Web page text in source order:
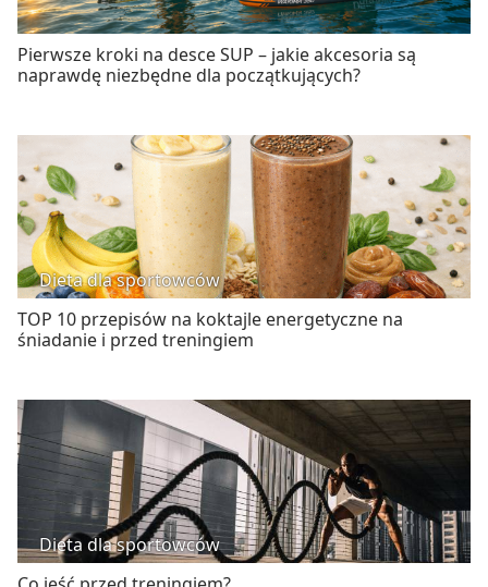
Pierwsze kroki na desce SUP – jakie akcesoria są
naprawdę niezbędne dla początkujących?
Dieta dla sportowców
TOP 10 przepisów na koktajle energetyczne na
śniadanie i przed treningiem
Dieta dla sportowców